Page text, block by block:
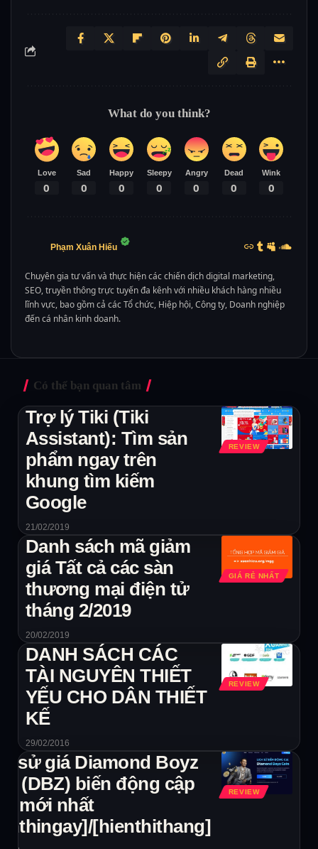
What do you think?
Love
0
Sad
0
Happy
0
Sleepy
0
Angry
0
Dead
0
Wink
0
Phạm Xuân Hiếu
Chuyên gia tư vấn và thực hiện các chiến dịch digital marketing,
SEO, truyền thông trực tuyến đa kênh với nhiều khách hàng nhiều
lĩnh vực, bao gồm cả các Tổ chức, Hiệp hội, Công ty, Doanh nghiệp
đến cá nhân kinh doanh.
Có thể bạn quan tâm
REVIEW
Trợ lý Tiki (Tiki
Assistant): Tìm sản
phẩm ngay trên
khung tìm kiếm
Google
21/02/2019
GIÁ RẺ NHẤT
Danh sách mã giảm
giá Tất cả các sàn
thương mại điện tử
tháng 2/2019
20/02/2019
REVIEW
DANH SÁCH CÁC
TÀI NGUYÊN THIẾT
YẾU CHO DÂN THIẾT
KẾ
29/02/2016
REVIEW
sử giá Diamond Boyz
(DBZ) biến động cập
mới nhất
[hienthithang]